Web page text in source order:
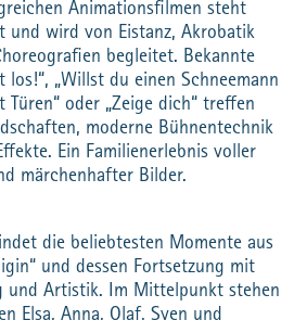
Animationsfilmen steht
und wird von Eistanz, Akrobatik
begleitet. Bekannte
los!“, „Willst du einen Schneemann
Türen“ oder „Zeige dich“ treffen
moderne Bühnentechnik
Ein Familienerlebnis voller
märchenhafter Bilder.
die beliebtesten Momente aus
und dessen Fortsetzung mit
und Artistik. Im Mittelpunkt stehen